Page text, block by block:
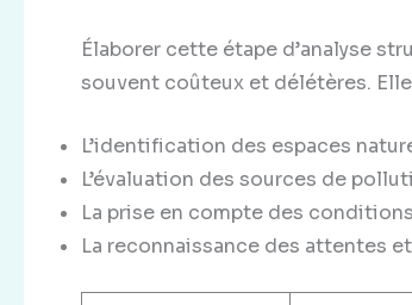
Élaborer cette étape d’analyse
souvent coûteux et délétères.
L’identification des espaces
L’évaluation des sources de
La prise en compte des
La reconnaissance des attentes